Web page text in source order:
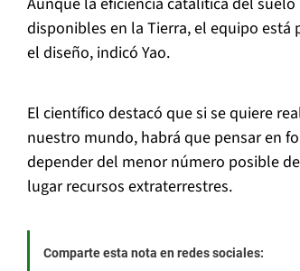
disponibles en la Tierra, el equipo
el diseño, indicó Yao.
El científico destacó que si se quiere
nuestro mundo, habrá que pensar en
depender del menor número posible
lugar recursos extraterrestres.
Comparte esta nota en redes sociales: